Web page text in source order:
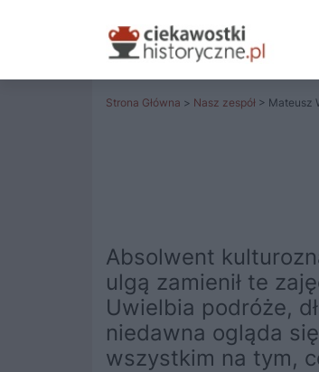
Strona Główna > Nasz zespół > Mateusz
Absolwent
ulgą zamienił te
Uwielbia podróże,
niedawna ogląda
wszystkim na tym,